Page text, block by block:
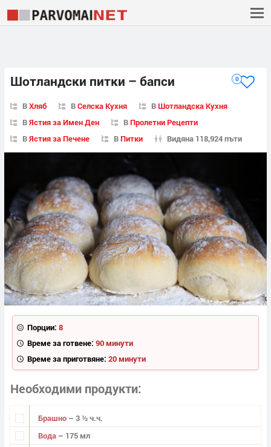
Шотландски питки – бапси 0
ВХляб ВСелска Кухня ВШотландска Кухня
ВЯстия за Имен Ден ВПролетни Рецепти
ВЯстия за Печене ВПитки Видяна 118,924 пъти
Порции: 8
Време за готвене: 90 минути
Време за приготвяне: 20 минути
Необходими продукти
Брашно – 3 ½ ч.ч.
Вода – 175 мл